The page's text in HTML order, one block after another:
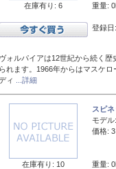
在庫有り: 6 重量:
登録
ヴォルパイアは12世紀から続く
られます。1966年からはマスケ
ィ
...詳細
在庫有り: 10
スピ
モデル:
価格:
重量: